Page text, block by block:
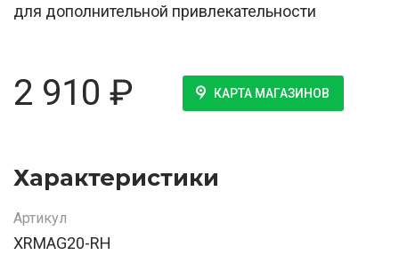
для дополнительной привлекательности
2 910 ₽ КАРТА МАГАЗИНОВ
Характеристики
Артикул
XRMAG20-RH